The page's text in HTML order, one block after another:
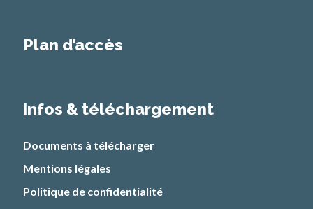
Plan d’accès
infos & téléchargement
Documents à télécharger
Mentions légales
Politique de confidentialité